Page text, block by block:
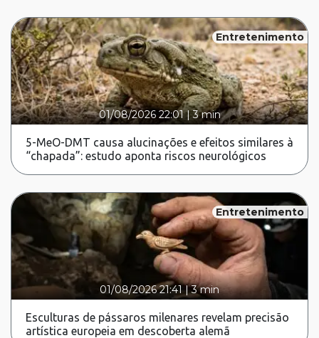
Entretenimento
01/08/2026 22:01|3 min
5-MeO-DMT causa alucinações e efeitos similares à
“chapada”: estudo aponta riscos neurológicos
Entretenimento
01/08/2026 21:41 |3 min
Esculturas de pássaros milenares revelam precisão
artística europeia em descoberta alemã